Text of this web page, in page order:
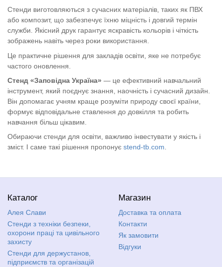
Стенди виготовляються з сучасних матеріалів, таких як ПВХ
або композит, що забезпечує їхню міцність і довгий термін
служби. Якісний друк гарантує яскравість кольорів і чіткість
зображень навіть через роки використання.
Це практичне рішення для закладів освіти, яке не потребує
частого оновлення.
Стенд «Заповідна Україна» — це ефективний навчальний
інструмент, який поєднує знання, наочність і сучасний дизайн.
Він допомагає учням краще розуміти природу своєї країни,
формує відповідальне ставлення до довкілля та робить
навчання більш цікавим.
Обираючи стенди для освіти, важливо інвестувати у якість і
зміст. І саме такі рішення пропонує stend-tb.com.
Каталог
Алея Слави
Стенди з техніки безпеки,
охорони праці та цивільного
захисту
Стенди для держустанов,
підприємств та організацій
Магазин
Доставка та оплата
Контакти
Як замовити
Відгуки